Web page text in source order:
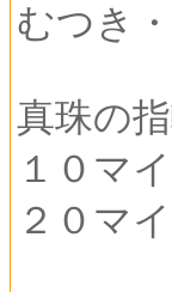
むつき
真珠の
１０マ
２０マ